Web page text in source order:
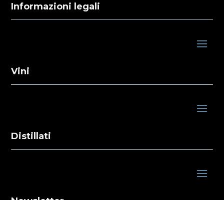
Informazioni legali
Vini
Distillati